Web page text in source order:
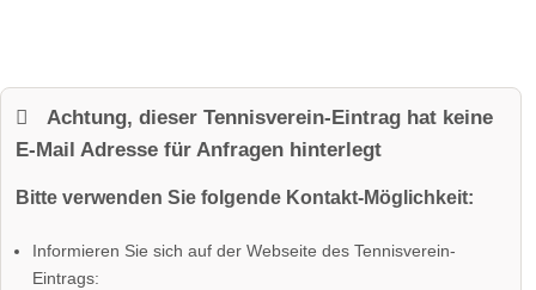
Achtung, dieser Tennisverein-Eintrag hat keine
E-Mail Adresse für Anfragen hinterlegt
Bitte verwenden Sie folgende Kontakt-Möglichkeit:
Informieren Sie sich auf der Webseite des Tennisverein-
Eintrags: